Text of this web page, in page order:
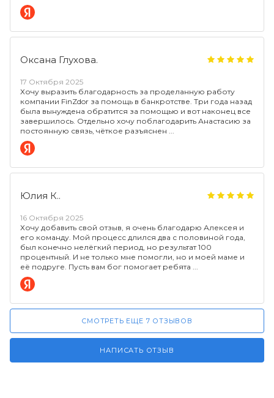
Оксана Глухова.
17 Октября 2025
Хочу выразить благодарность за проделанную работу
компании FinZdor за помощь в банкротстве. Три года назад
была вынуждена обратится за помощью и вот наконец все
завершилось. Отдельно хочу поблагодарить Анастасию за
постоянную связь, чёткое разъяснен
Юлия К..
16 Октября 2025
Хочу добавить свой отзыв, я очень благодарю Алексея и
его команду. Мой процесс длился два с половиной года,
был конечно нелёгкий период, но результат 100
процентный. И не только мне помогли, но и моей маме и
её подруге. Пусть вам бог помогает ребята
СМОТРЕТЬ ЕЩЕ 7 ОТЗЫВОВ
НАПИСАТЬ ОТЗЫВ